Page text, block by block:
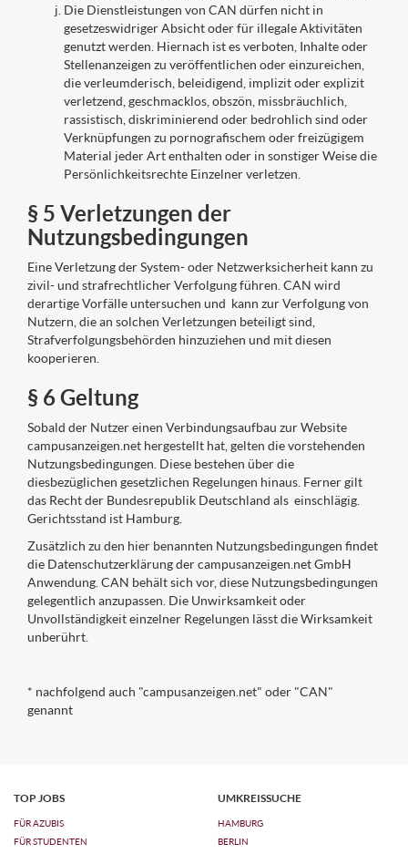
Die Dienstleistungen von CAN dürfen nicht in
gesetzeswidriger Absicht oder für illegale Aktivitäten
genutzt werden. Hiernach ist es verboten, Inhalte oder
Stellenanzeigen zu veröffentlichen oder einzureichen,
die verleumderisch, beleidigend, implizit oder explizit
verletzend, geschmacklos, obszön, missbräuchlich,
rassistisch, diskriminierend oder bedrohlich sind oder
Verknüpfungen zu pornografischem oder freizügigem
Material jeder Art enthalten oder in sonstiger Weise die
Persönlichkeitsrechte Einzelner verletzen.
§ 5 Verletzungen der
Nutzungsbedingungen
Eine Verletzung der System- oder Netzwerksicherheit kann zu
zivil- und strafrechtlicher Verfolgung führen. CAN wird
derartige Vorfälle untersuchen und kann zur Verfolgung von
Nutzern, die an solchen Verletzungen beteiligt sind,
Strafverfolgungsbehörden hinzuziehen und mit diesen
kooperieren.
§ 6 Geltung
Sobald der Nutzer einen Verbindungsaufbau zur Website
campusanzeigen.net hergestellt hat, gelten die vorstehenden
Nutzungsbedingungen. Diese bestehen über die
diesbezüglichen gesetzlichen Regelungen hinaus. Ferner gilt
das Recht der Bundesrepublik Deutschland als einschlägig.
Gerichtsstand ist Hamburg.
Zusätzlich zu den hier benannten Nutzungsbedingungen findet
die Datenschutzerklärung der campusanzeigen.net GmbH
Anwendung. CAN behält sich vor, diese Nutzungsbedingungen
gelegentlich anzupassen. Die Unwirksamkeit oder
Unvollständigkeit einzelner Regelungen lässt die Wirksamkeit
unberührt.
* nachfolgend auch "campusanzeigen.net" oder "CAN"
genannt
TOP JOBS
FÜR AZUBIS
FÜR STUDENTEN
UMKREISSUCHE
HAMBURG
BERLIN